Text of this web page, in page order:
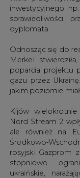
inwestycyjnego
sprawiedliwości
dyplomata.
Odnosząc się do
Merkel
poparcia projektu
gazu przez
jakim poziomie
Kijów
Nord Stream 2
ale również na
Środkowo-
rosyjski Gazprom
stopniowo
ukraińskie,